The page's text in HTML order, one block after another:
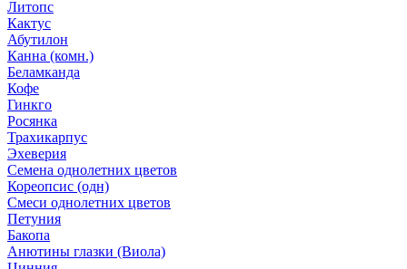
Литопс
Кактус
Абутилон
Канна (комн.)
Беламканда
Кофе
Гинкго
Росянка
Трахикарпус
Эхеверия
Семена однолетних цветов
Кореопсис (одн)
Смеси однолетних цветов
Петуния
Бакопа
Анютины глазки (Виола)